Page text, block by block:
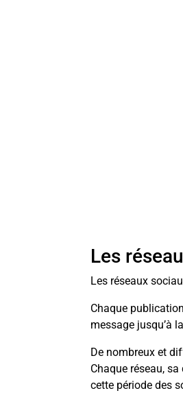
Les
Les réseaux
Chaque
message jusqu’à
De nombreux et
Chaque réseau,
cette période des